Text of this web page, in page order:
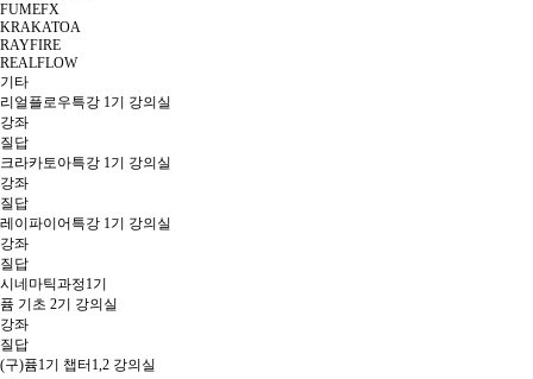
FUMEFX
KRAKATOA
RAYFIRE
REALFLOW
기타
리얼플로우특강 1기 강의실
강좌
질답
크라카토아특강 1기 강의실
강좌
질답
레이파이어특강 1기 강의실
강좌
질답
시네마틱과정1기
퓸 기초 2기 강의실
강좌
질답
(구)퓸1기 챕터1,2 강의실